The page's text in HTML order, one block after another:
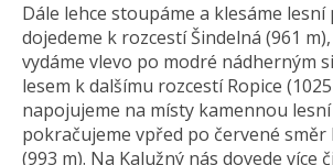
Dále lehce stoupáme a klesáme lesní
dojedeme k rozcestí Šindelná (961
vydáme vlevo po modré nádherným
lesem k dalšímu rozcestí Ropice
napojujeme na místy kamennou
pokračujeme vpřed po červené směr
(993 m). Na Kalužný nás dovede více